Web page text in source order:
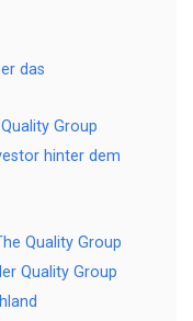
das
Group
hinter dem
Quality Group
Quality Group